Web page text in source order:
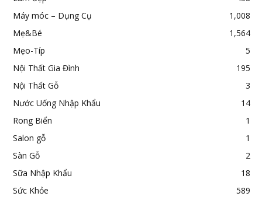
Máy móc – Dụng Cụ
1,008
Mẹ&Bé
1,564
Mẹo-Típ
5
Nội Thất Gia Đình
195
Nội Thất Gỗ
3
Nước Uống Nhập Khẩu
14
Rong Biển
1
Salon gỗ
1
Sàn Gỗ
2
Sữa Nhập Khẩu
18
Sức Khỏe
589